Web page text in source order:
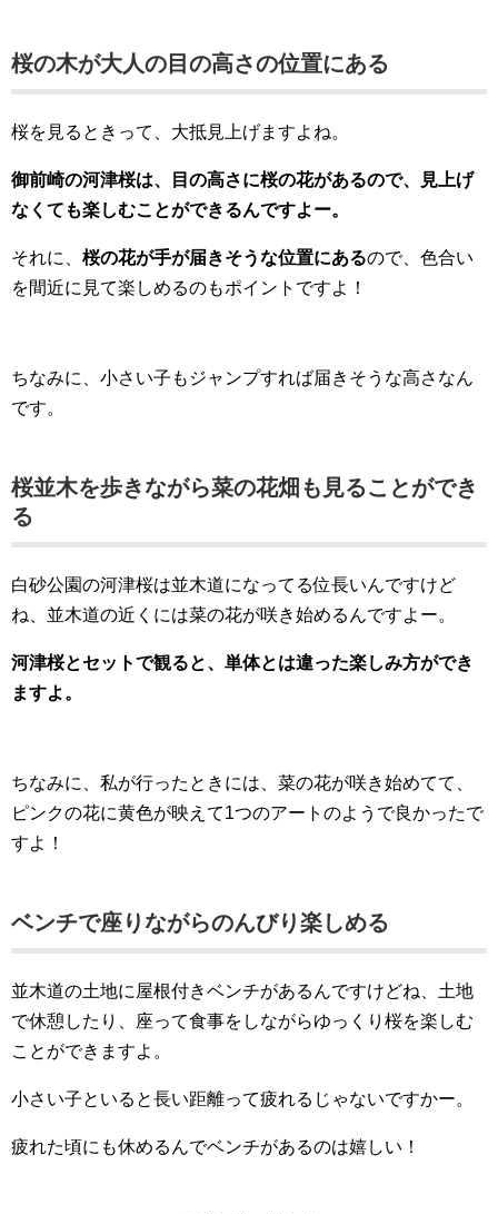
桜の木が大人の目の高さの位置にある
桜を見るときって、大抵見上げますよね。
御前崎の河津桜は、目の高さに桜の花があるので、見上げ
なくても楽しむことができるんですよー。
それに、 桜の花が手が届きそうな位置にあるので、色合い
を間近に見て楽しめるのもポイントですよ！
ちなみに、小さい子もジャンプすれば届きそうな高さなん
です。
桜並木を歩きながら菜の花畑も見ることができ
る
白砂公園の河津桜は並木道になってる位長いんですけど
ね、並木道の近くには菜の花が咲き始めるんですよー。
河津桜とセットで観ると、単体とは違った楽しみ方ができ
ますよ。
ちなみに、私が行ったときには、菜の花が咲き始めてて、
ピンクの花に黄色が映えて1つのアートのようで良かったで
すよ！
ベンチで座りながらのんびり楽しめる
並木道の土地に屋根付きベンチがあるんですけどね、土地
で休憩したり、座って食事をしながらゆっくり桜を楽しむ
ことができますよ。
小さい子といると長い距離って疲れるじゃないですかー。
疲れた頃にも休めるんでベンチがあるのは嬉しい！